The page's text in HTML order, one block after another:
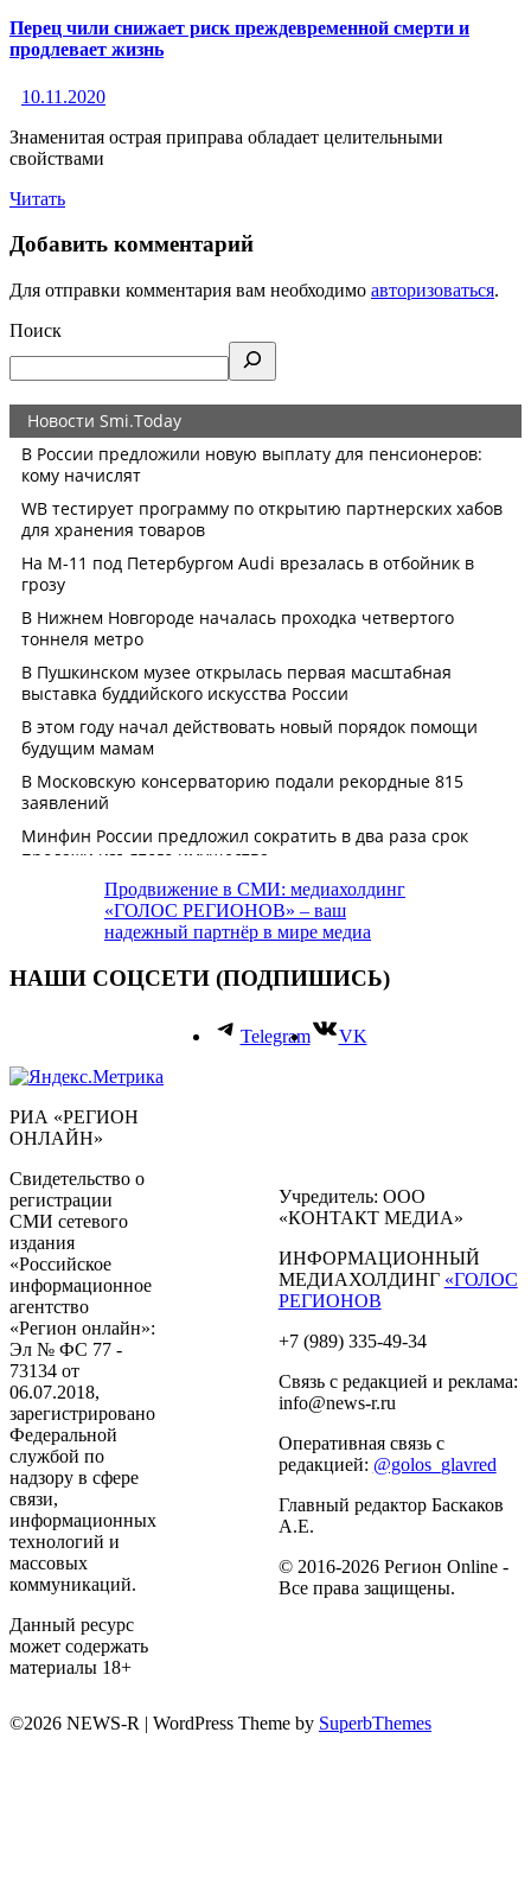
Перец чили снижает риск преждевременной смерти и
продлевает жизнь
10.11.2020
Знаменитая острая приправа обладает целительными
свойствами
Читать
Добавить комментарий
Для отправки комментария вам необходимо авторизоваться.
Поиск
Продвижение в СМИ: медиахолдинг
«ГОЛОС РЕГИОНОВ» – ваш
надежный партнёр в мире медиа
НАШИ СОЦСЕТИ (ПОДПИШИСЬ)
Telegram VK
РИА «РЕГИОН
ОНЛАЙН»
Свидетельство о
регистрации
СМИ сетевого
издания
«Российское
информационное
агентство
«Регион онлайн»:
Эл № ФС 77 -
73134 от
06.07.2018,
зарегистрировано
Федеральной
службой по
надзору в сфере
связи,
информационных
технологий и
массовых
коммуникаций.
Данный ресурс
может содержать
материалы 18+
Учредитель: ООО
«КОНТАКТ МЕДИА»
ИНФОРМАЦИОННЫЙ
МЕДИАХОЛДИНГ «ГОЛОС
РЕГИОНОВ
+7 (989) 335-49-34
Связь с редакцией и реклама:
info@news-r.ru
Оперативная связь с
редакцией: @golos_glavred
Главный редактор Баскаков
А.Е.
© 2016-2026 Регион Online -
Все права защищены.
©2026 NEWS-R | WordPress Theme by SuperbThemes